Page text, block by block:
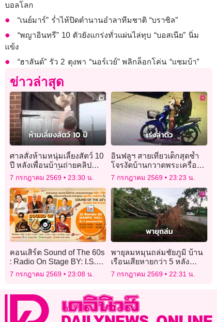
บอลโลก
“เนย์มาร์” ร่ำไห้ปิดตำนานอำลาทีมชาติ “บราซิล”
“พญาอินทรี” 10 ตัวยังแกร่งทั่วแผ่นไล่ทุบ “บอสเนีย” นิ่ม
แข้ง
“ฮาลันด์” รัว 2 ตุงพา “นอร์เวย์” พลิกล็อกโค่น “แซมบ้า”
ข่าวล่าสุด
ศาลสั่งห้ามหนุ่มเลี้ยงสัตว์ 10
ปี หลังเพื่อนบ้านถ่ายคลิป
ประจานนาทีเหี้ยม จับสุนัข
ผอมโซโยนข้ามรั้ว
7 กรกฎาคม 2569 23:30 น.
อินฟลูฯ สายเที่ยวเด็กสุดช้ำ
โจรงัดบ้านกวาดพระเครื่อง
มรดกกว่า 5 แสน วอนตำรวจ
เร่งล่าตัว
7 กรกฎาคม 2569 23:23 น.
คอนเสิร์ต Sound of The 60s
: Radio On Stage BY: I.S.
Song Hits
7 กรกฎาคม 2569 23:08 น.
พายุลมหมุนถล่มชัยภูมิ บ้าน
เรือนเสียหายกว่า 5 หลัง
ต้นไม้ใหญ่ล้มทับรถ-สายไฟ
7 กรกฎาคม 2569 22:31 น.